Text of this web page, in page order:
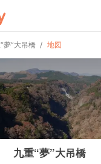
夢”大吊橋 地図
九重“夢”大吊橋